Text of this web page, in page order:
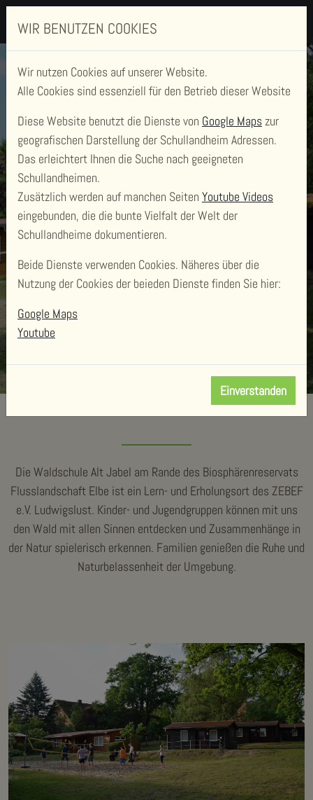
SCHULLANDHEIM
ALT JABEL
WILLKOMMEN DRAUSSEN - WILLKOMMEN IM
WALD!
Die Waldschule Alt Jabel am Rande des Biosphärenreservats
Flusslandschaft Elbe ist ein Lern- und Erholungsort des ZEBEF
e.V. Ludwigslust. Kinder- und Jugendgruppen können mit uns
den Wald mit allen Sinnen entdecken und Zusammenhänge in
der Natur spielerisch erkennen. Familien genießen die Ruhe und
Naturbelassenheit der Umgebung.
WIR BENUTZEN COOKIES
Wir nutzen Cookies auf unserer Website.
Alle Cookies sind essenziell für den Betrieb dieser Website
Diese Website benutzt die Dienste von Google Mapszur
geografischen Darstellung der Schullandheim Adressen.
Das erleichtert Ihnen die Suche nach geeigneten
Schullandheimen.
Zusätzlich werden auf manchen Seiten Youtube Videos
eingebunden, die die bunte Vielfalt der Welt der
Schullandheime dokumentieren.
Beide Dienste verwenden Cookies. Näheres über die
Nutzung der Cookies der beieden Dienste finden Sie hier:
Google Maps
Youtube
Einverstanden